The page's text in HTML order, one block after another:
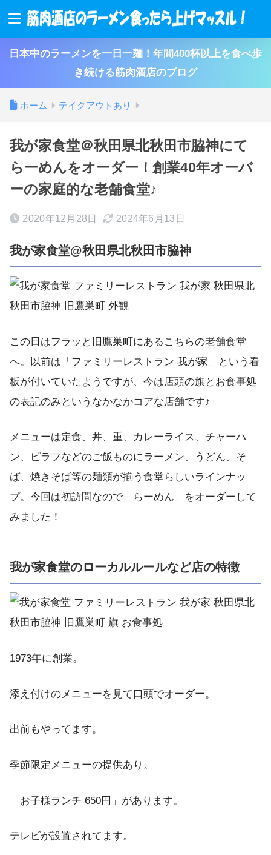
日本中のラーメンを一日一麺！年間400杯以上を食べ歩
き続ける筋肉酒店のブログ
ホーム テイクアウトあり
我が家食堂＠秋田県北秋田市脇神にて
らーめんをオーダー！創業40年オーバ
ーの家庭的な老舗食堂♪
2020年12月28日 2024年6月13日
我が家食堂@秋田県北秋田市脇神
この日はフラッと旧鷹巣町にあるこちらの老舗食堂
へ。以前は「ファミリーレストラン 我が家」という看
板が付いていたようですが、今は店頭の旗とお食事処
の表記のみというなかなかコアな店舗です♪
メニューは定食、丼、重、カレーライス、チャーハ
ン、ピラフなどのご飯ものにラーメン、うどん、そ
ば、焼きそば等の麺類が揃う食堂らしいラインナッ
プ。今回は初訪問なので「らーめん」をオーダーして
みました！
我が家食堂のローカルルールなど店の特徴
1973年に創業。
添え付けのメニューを見て口頭でオーダー。
出前もやってます。
季節限定メニューの提供あり。
「お子様ランチ 650円」があります。
テレビが設置されてます。